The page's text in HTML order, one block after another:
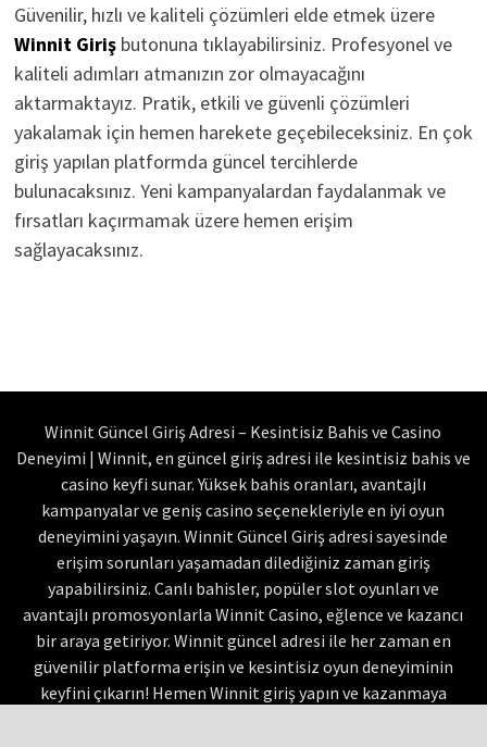
Güvenilir, hızlı ve kaliteli çözümleri elde etmek üzere
Winnit Girişbutonuna tıklayabilirsiniz. Profesyonel ve
kaliteli adımları atmanızın zor olmayacağını
aktarmaktayız. Pratik, etkili ve güvenli çözümleri
yakalamak için hemen harekete geçebileceksiniz. En çok
giriş yapılan platformda güncel tercihlerde
bulunacaksınız. Yeni kampanyalardan faydalanmak ve
fırsatları kaçırmamak üzere hemen erişim
sağlayacaksınız.
Winnit Güncel Giriş Adresi – Kesintisiz Bahis ve Casino
Deneyimi | Winnit, en güncel giriş adresi ile kesintisiz bahis ve
casino keyfi sunar. Yüksek bahis oranları, avantajlı
kampanyalar ve geniş casino seçenekleriyle en iyi oyun
deneyimini yaşayın. Winnit Güncel Giriş adresi sayesinde
erişim sorunları yaşamadan dilediğiniz zaman giriş
yapabilirsiniz. Canlı bahisler, popüler slot oyunları ve
avantajlı promosyonlarla Winnit Casino, eğlence ve kazancı
bir araya getiriyor. Winnit güncel adresi ile her zaman en
güvenilir platforma erişin ve kesintisiz oyun deneyiminin
keyfini çıkarın! Hemen Winnit giriş yapın ve kazanmaya